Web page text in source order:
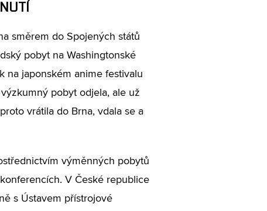
směrem do Spojených států
pobyt na Washingtonské
na japonském anime festivalu
pobyt odjela, ale už
vrátila do Brna, vdala se a
výměnných pobytů
V České republice
s Ústavem přístrojové